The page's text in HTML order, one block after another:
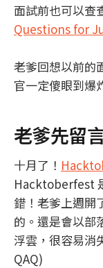
面試前也可以查
Questions for
老爹回想以前的
官一定傻眼到爆
老爹先留
十月了！
Hacktoberfest
錯！老爹上週開
的。還是會以部
浮雲，很容易消
QAQ)